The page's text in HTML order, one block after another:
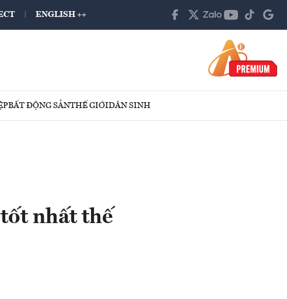
ENGLISH ++
BẤT ĐỘNG SẢNTHẾ GIỚIDÂN SINH
nhất thế